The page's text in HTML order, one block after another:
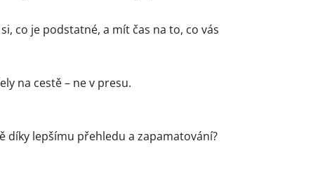
co je podstatné, a mít čas na to, co vás
na cestě – ne v presu.
díky lepšímu přehledu a zapamatování?